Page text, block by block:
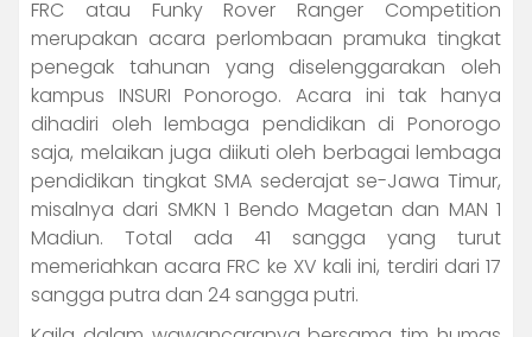
FRC atau Funky Rover Ranger Competition
merupakan acara perlombaan pramuka tingkat
penegak tahunan yang diselenggarakan oleh
kampus INSURI Ponorogo. Acara ini tak hanya
dihadiri oleh lembaga pendidikan di Ponorogo
saja, melaikan juga diikuti oleh berbagai lembaga
pendidikan tingkat SMA sederajat se-Jawa Timur,
misalnya dari SMKN 1 Bendo Magetan dan MAN 1
Madiun. Total ada 41 sangga yang turut
memeriahkan acara FRC ke XV kali ini, terdiri dari 17
sangga putra dan 24 sangga putri.